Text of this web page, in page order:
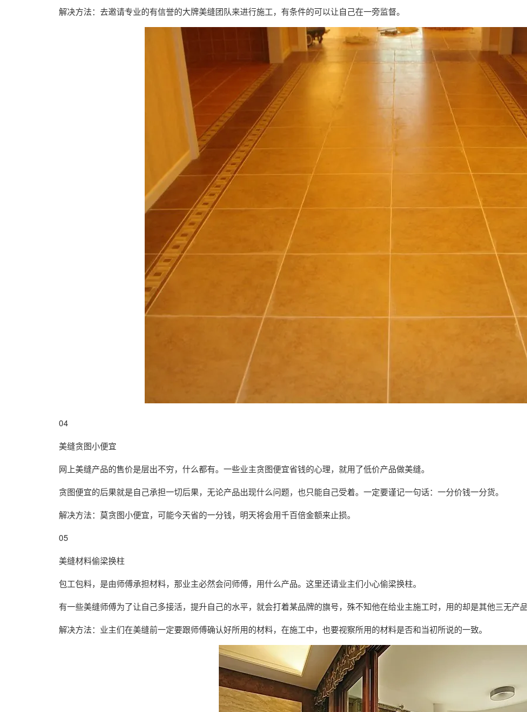
解决方法：去邀请专业的有信誉的大牌美缝团队来进行施工，有条件的可以让自己在一旁监督。
04
美缝贪图小便宜
网上美缝产品的售价是层出不穷，什么都有。一些业主贪图便宜省钱的心理，就用了低价产品做美缝。
贪图便宜的后果就是自己承担一切后果，无论产品出现什么问题，也只能自己受着。一定要谨记一句话：一分价钱一分货。
解决方法：莫贪图小便宜，可能今天省的一分钱，明天将会用千百倍金额来止损。
05
美缝材料偷梁换柱
包工包料，是由师傅承担材料，那业主必然会问师傅，用什么产品。这里还请业主们小心偷梁换柱。
有一些美缝师傅为了让自己多接活，提升自己的水平，就会打着某品牌的旗号，殊不知他在给业主施工时，用的却是其他三无产
解决方法：业主们在美缝前一定要跟师傅确认好所用的材料，在施工中，也要视察所用的材料是否和当初所说的一致。